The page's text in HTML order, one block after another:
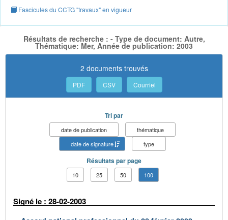
Fascicules du CCTG "travaux" en vigueur
Résultats de recherche : - Type de document: Autre,
Thématique: Mer, Année de publication: 2003
2 documents trouvés
PDF CSV Courriel
Tri par
date de publication
thématique
date de signature
type
Résultats par page
10 25 50 100
Signé le : 28-02-2003